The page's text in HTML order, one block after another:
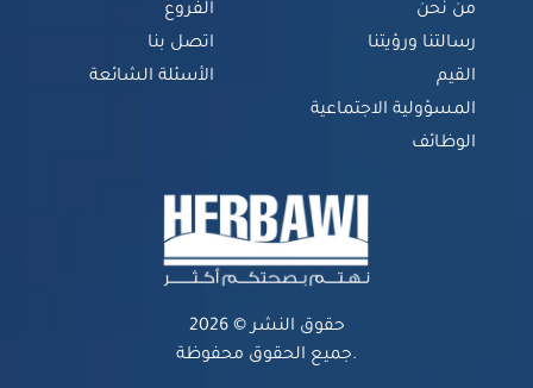
من نحن
رسالتنا ورؤيتنا
القيم
المسؤولية الاجتماعية
الوظائف
الفروع
اتصل بنا
الأسئلة الشائعة
حقوق النشر © 2026
جميع الحقوق محفوظة.